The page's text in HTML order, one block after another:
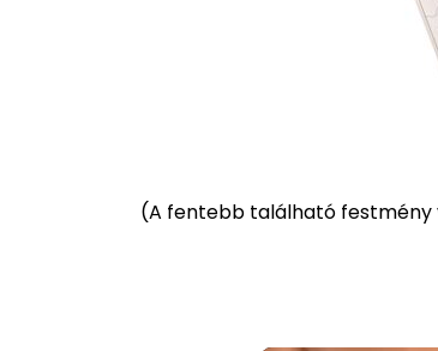
(A fentebb található festmény